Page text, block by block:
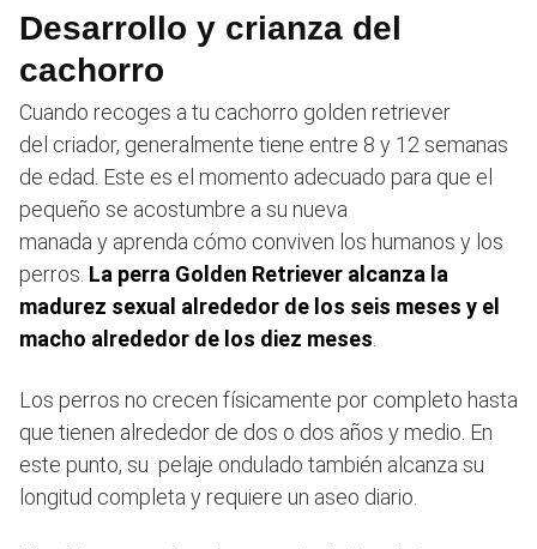
Desarrollo y crianza del
cachorro
Cuando recoges a tu cachorro golden retriever
del criador, generalmente tiene entre 8 y 12 semanas
de edad. Este es el momento adecuado para que el
pequeño se acostumbre a su nueva
manada y aprenda cómo conviven los humanos y los
perros. La perra Golden Retriever alcanza la
madurez sexual alrededor de los seis meses y el
macho alrededor de los diez meses.
Los perros no crecen físicamente por completo hasta
que tienen alrededor de dos o dos años y medio. En
este punto, su pelaje ondulado también alcanza su
longitud completa y requiere un aseo diario.